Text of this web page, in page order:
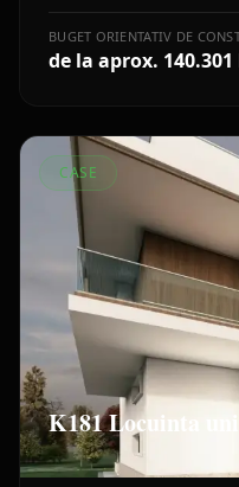
BUGET ORIENTATIV DE
de la aprox. 140.301
CASE
K181 Locuinta